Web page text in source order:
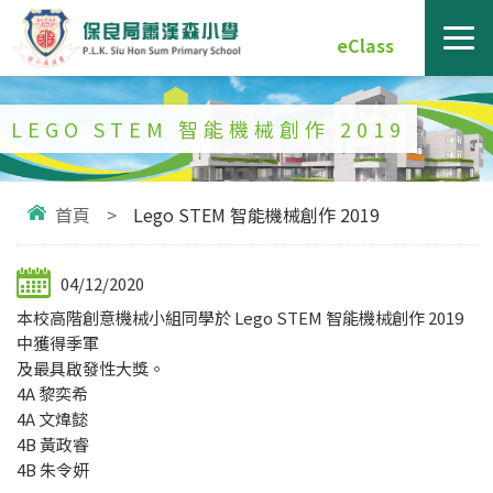
eClass
LEGO STEM 智能機械創作 2019
首頁 > Lego STEM 智能機械創作 2019
04/12/2020
本校高階創意機械小組同學於 Lego STEM 智能機械創作 2019
中獲得季軍
及最具啟發性大獎。
4A 黎奕希
4A 文煒懿
4B 黃政睿
4B 朱令妍